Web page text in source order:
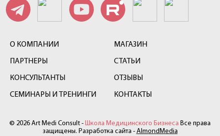
О КОМПАНИИ
ПАРТНЕРЫ
КОНСУЛЬТАНТЫ
СЕМИНАРЫ И ТРЕНИНГИ
МАГАЗИН
СТАТЬИ
ОТЗЫВЫ
КОНТАКТЫ
© 2026 Art Medi Consult - Школа Медицинского Бизнеса Все права
защищены. Разработка сайта - AlmondMedia